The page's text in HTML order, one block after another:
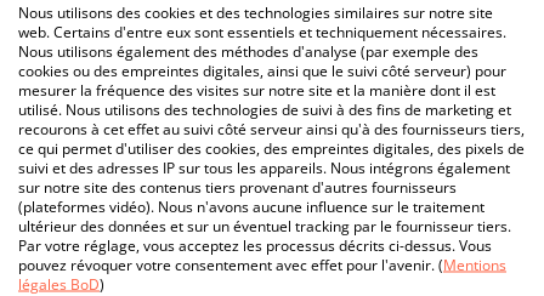
Nous utilisons des cookies et des technologies similaires sur notre site
web. Certains d'entre eux sont essentiels et techniquement nécessaires.
Nous utilisons également des méthodes d'analyse (par exemple des
cookies ou des empreintes digitales, ainsi que le suivi côté serveur) pour
mesurer la fréquence des visites sur notre site et la manière dont il est
utilisé. Nous utilisons des technologies de suivi à des fins de marketing et
recourons à cet effet au suivi côté serveur ainsi qu'à des fournisseurs tiers,
ce qui permet d'utiliser des cookies, des empreintes digitales, des pixels de
suivi et des adresses IP sur tous les appareils. Nous intégrons également
sur notre site des contenus tiers provenant d'autres fournisseurs
(plateformes vidéo). Nous n'avons aucune influence sur le traitement
ultérieur des données et sur un éventuel tracking par le fournisseur tiers.
Par votre réglage, vous acceptez les processus décrits ci-dessus. Vous
pouvez révoquer votre consentement avec effet pour l'avenir. (Mentions
légales BoD)